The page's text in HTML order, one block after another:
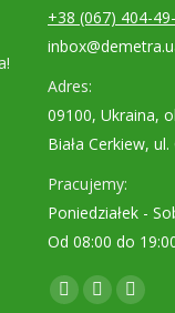
+38 (067) 404-
Adres:
09100, Ukraina,
Biała Cerkiew,
Pracujemy:
Poniedziałek -
Od 08:00 do
Znajdź nas na:
Facebook
YouTube